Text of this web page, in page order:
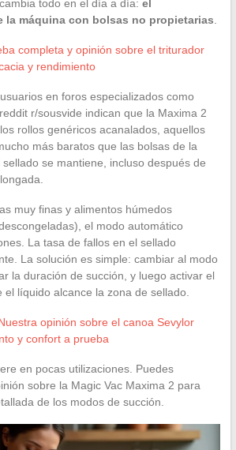
todo en el día a día: el
la máquina con bolsas no propietarias
completa y opinión sobre el triturador
y rendimiento
en foros especializados como
r/sousvide indican que la Maxima 2
rollos genéricos acanalados, aquellos
más baratos que las bolsas de la
se mantiene, incluso después de
muy finas y alimentos húmedos
el modo automático
La tasa de fallos en el sellado
La solución es simple: cambiar al modo
la duración de succión, y luego activar el
líquido alcance la zona de sellado.
opinión sobre el canoa Sevylor
y confort a prueba
en pocas utilizaciones. Puedes
sobre la Magic Vac Maxima 2 para
de los modos de succión.